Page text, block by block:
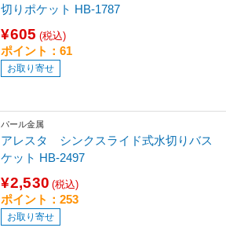
切りポケット HB-1787
¥605 (税込)
ポイント：61
お取り寄せ
パール金属
アレスタ シンクスライド式水切りバス
ケット HB-2497
¥2,530 (税込)
ポイント：253
お取り寄せ